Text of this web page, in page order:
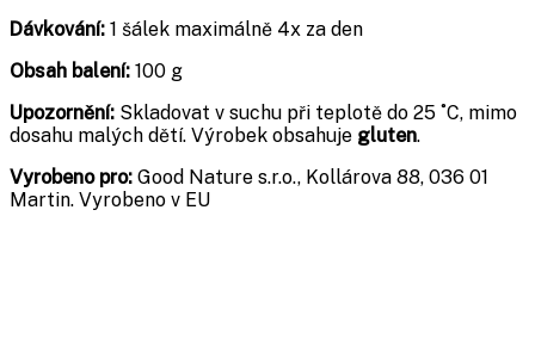
Dávkování: 1 šálek maximálně 4x za den
Obsah balení: 100 g
Upozornění: Skladovat v suchu při teplotě do 25 ˚C, mimo
dosahu malých dětí. Výrobek obsahuje gluten.
Vyrobeno pro: Good Nature s.r.o., Kollárova 88, 036 01
Martin. Vyrobeno v EU